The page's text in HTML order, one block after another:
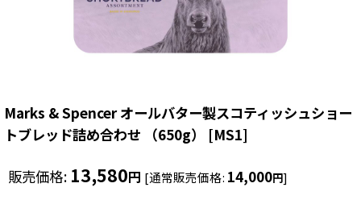
Marks & Spencer オールバター製スコティッシュショー
トブレッド詰め合わせ （650g）
[MS1]
販売価格: 13,580円 [通常販売価格: 14,000円]